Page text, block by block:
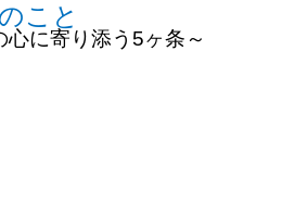
こと
心に寄り添う 5ヶ条～